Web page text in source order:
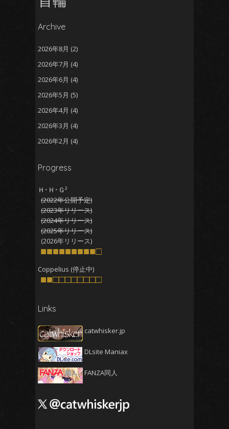
Archive
2026年8月 (2)
2026年7月 (4)
2026年6月 (4)
2026年5月 (5)
2026年4月 (4)
2026年3月 (4)
2026年2月 (4)
2025年12月
2025年11月
2025年10月(4)
2025年9月 (4)
2025年8月(5)
2025年7月(4)
(4)
2025年5月(5)
2025年3月
2025年2月(4)
2025年1月(5)
2024年12月(5)
2024年11月(5)
2024年9月(4)
Progress
Ｈ･Ｈ･Ｇ²
(2022年公開予定)
(2023年リリース)
(2024年リリース)
(2025年リリース)
(2026年リリース)
■■■■■■■■■□
Coppelius (停止中)
■■□□□□□□□□
Links
catwhisker.jp
DLsite Maniax
FANZA同人